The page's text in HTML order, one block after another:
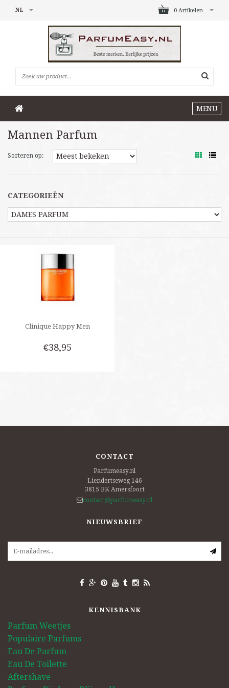
0 Artikelen
NL
MENU
Mannen Parfum
Sorteren op:
CATEGORIEËN
Clinique Happy Men
€38,95
CONTACT
Parfumeasy.nl
Liendertseweg 146
3815 BK Amersfoort
contact@parfumeasy.nl
NIEUWSBRIEF
KENNISBANK
Parfum Weetjes
Populaire Parfums
Eau De Parfum
Eau De Toilette
Aftershave